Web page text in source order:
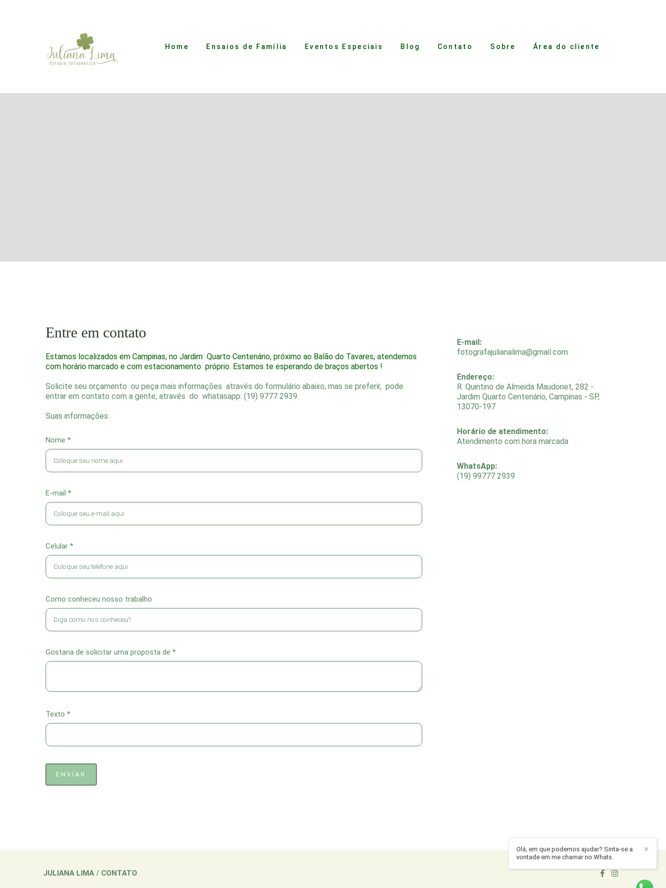
Home Ensaios de Família Eventos Especiais Blog Contato Sobre Área do cliente
Entre em contato
Estamos localizados em Campinas, no Jardim Quarto Centenário, próximo ao Balão do Tavares, atendemos
com horário marcado e com estacionamento próprio. Estamos te esperando de braços abertos !
Solicite seu orçamento ou peça mais informações através do formulário abaixo, mas se preferir, pode
entrar em contato com a gente, através do whatasapp: (19) 9777 2939.
Suas informações
Nome *
E-mail *
Celular *
Como conheceu nosso trabalho
Gostaria de solicitar uma proposta de *
Texto *
ENVIAR
E-mail:
fotografajulianalima@gmail.com
Endereço:
R. Quintino de Almeida Maudonet, 282 -
Jardim Quarto Centenário, Campinas - SP,
13070-197
Horário de atendimento:
Atendimento com hora marcada
WhatsApp:
(19) 99777 2939
JULIANA LIMA / CONTATO
✕
Olá, em que podemos ajudar? Sinta-se a
vontade em me chamar no Whats.